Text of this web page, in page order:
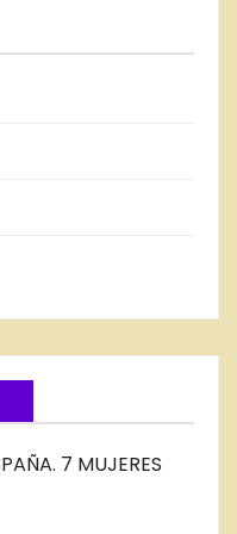
7 MUJERES